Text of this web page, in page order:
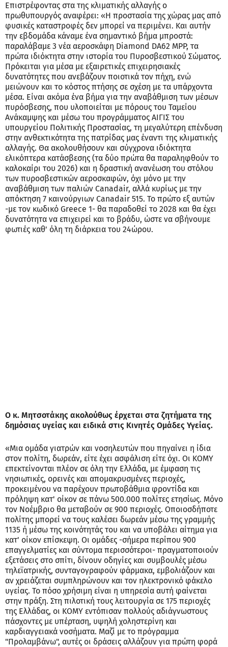
Επιστρέφοντας στα της κλιματικής αλλαγής ο
πρωθυπουργός αναφέρει: «Η προστασία της χώρας μας από
φυσικές καταστροφές δεν μπορεί να περιμένει. Και αυτήν
την εβδομάδα κάναμε ένα σημαντικό βήμα μπροστά:
παραλάβαμε 3 νέα αεροσκάφη Diamond DA62 MPP, τα
πρώτα ιδιόκτητα στην ιστορία του Πυροσβεστικού Σώματος.
Πρόκειται για μέσα με εξαιρετικές επιχειρησιακές
δυνατότητες που ανεβάζουν ποιοτικά τον πήχη, ενώ
μειώνουν και το κόστος πτήσης σε σχέση με τα υπάρχοντα
μέσα. Είναι ακόμα ένα βήμα για την αναβάθμιση των μέσων
πυρόσβεσης, που υλοποιείται με πόρους του Ταμείου
Ανάκαμψης και μέσω του προγράμματος ΑΙΓΙΣ του
υπουργείου Πολιτικής Προστασίας, τη μεγαλύτερη επένδυση
στην ανθεκτικότητα της πατρίδας μας έναντι της κλιματικής
αλλαγής. Θα ακολουθήσουν και σύγχρονα ιδιόκτητα
ελικόπτερα κατάσβεσης (τα δύο πρώτα θα παραληφθούν το
καλοκαίρι του 2026) και η δραστική ανανέωση του στόλου
των πυροσβεστικών αεροσκαφών, όχι μόνο με την
αναβάθμιση των παλιών Canadair, αλλά κυρίως με την
απόκτηση 7 καινούργιων Canadair 515. Το πρώτο εξ αυτών
-με τον κωδικό Greece 1- θα παραδοθεί το 2028 και θα έχει
δυνατότητα να επιχειρεί και το βράδυ, ώστε να σβήνουμε
φωτιές καθ' όλη τη διάρκεια του 24ώρου.
Ο κ. Μητσοτάκης ακολούθως έρχεται στα ζητήματα της
δημόσιας υγείας και ειδικά στις Κινητές Ομάδες Υγείας.
«Μια ομάδα γιατρών και νοσηλευτών που πηγαίνει η ίδια
στον πολίτη, δωρεάν, είτε έχει ασφάλιση είτε όχι. Οι ΚΟΜΥ
επεκτείνονται πλέον σε όλη την Ελλάδα, με έμφαση τις
νησιωτικές, ορεινές και απομακρυσμένες περιοχές,
προκειμένου να παρέχουν πρωτοβάθμια φροντίδα και
πρόληψη κατ' οίκον σε πάνω 500.000 πολίτες ετησίως. Μόνο
τον Νοέμβριο θα μεταβούν σε 900 περιοχές. Οποιοσδήποτε
πολίτης μπορεί να τους καλέσει δωρεάν μέσω της γραμμής
1135 ή μέσω της κοινότητάς του και να υποβάλει αίτημα για
κατ' οίκον επίσκεψη. Οι ομάδες -σήμερα περίπου 900
επαγγελματίες και σύντομα περισσότεροι- πραγματοποιούν
εξετάσεις στο σπίτι, δίνουν οδηγίες και συμβουλές μέσω
τηλεϊατρικής, συνταγογραφούν φάρμακα, εμβολιάζουν και
αν χρειάζεται συμπληρώνουν και τον ηλεκτρονικό φάκελο
υγείας. Το πόσο χρήσιμη είναι η υπηρεσία αυτή φαίνεται
στην πράξη. Στη πιλοτική τους λειτουργία σε 175 περιοχές
της Ελλάδας, οι ΚΟΜΥ εντόπισαν πολλούς αδιάγνωστους
πάσχοντες με υπέρταση, υψηλή χοληστερίνη και
καρδιαγγειακά νοσήματα. Μαζί με το πρόγραμμα
"Προλαμβάνω", αυτές οι δράσεις αλλάζουν για πρώτη φορά